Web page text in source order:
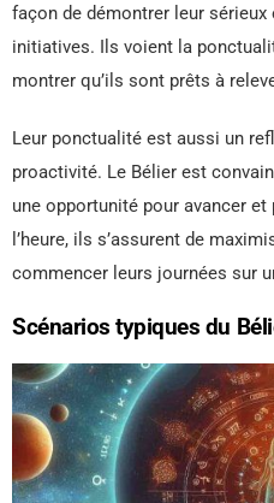
façon de démontrer leur
initiatives. Ils voient la
montrer qu’ils sont prêts à
Leur ponctualité est aussi un
proactivité. Le Bélier est
une opportunité pour avancer et
l’heure, ils s’assurent de
commencer leurs journées sur
Scénarios typiques du